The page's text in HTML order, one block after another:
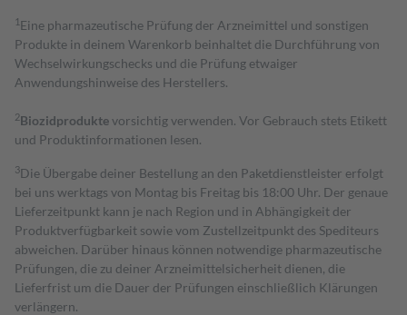
1 Eine pharmazeutische Prüfung der Arzneimittel und sonstigen
Produkte in deinem Warenkorb beinhaltet die Durchführung von
Wechselwirkungschecks und die Prüfung etwaiger
Anwendungshinweise des Herstellers.
2Biozidproduktevorsichtig verwenden. Vor Gebrauch stets Etikett
und Produktinformationen lesen.
3Die Übergabe deiner Bestellung an den Paketdienstleister erfolgt
bei uns werktags von Montag bis Freitag bis 18:00 Uhr. Der genaue
Lieferzeitpunkt kann je nach Region und in Abhängigkeit der
Produktverfügbarkeit sowie vom Zustellzeitpunkt des Spediteurs
abweichen. Darüber hinaus können notwendige pharmazeutische
Prüfungen, die zu deiner Arzneimittelsicherheit dienen, die
Lieferfrist um die Dauer der Prüfungen einschließlich Klärungen
verlängern.